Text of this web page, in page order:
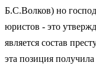
Б.С.Волков) но
юристов - это
является состав
эта позиция получила